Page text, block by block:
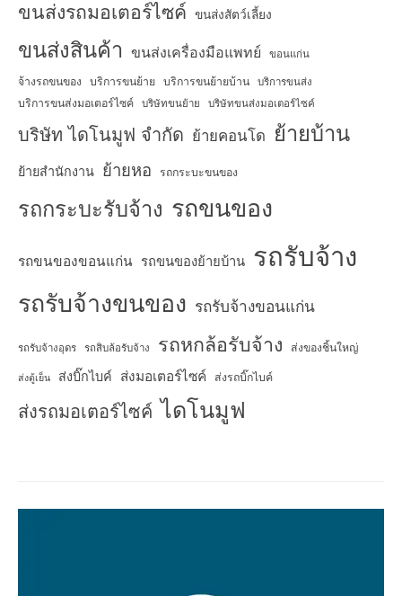
ขนส่งรถมอเตอร์ไซค์ ขนส่งสัตว์เลี้ยง
ขนส่งสินค้า ขนส่งเครื่องมือแพทย์ ขอนแก่น
จ้างรถขนของ บริการขนย้าย บริการขนย้ายบ้าน บริการขนส่ง
บริการขนส่งมอเตอร์ไซค์ บริษัทขนย้าย บริษัทขนส่งมอเตอร์ไซค์
บริษัท ไดโนมูฟ จำกัด ย้ายคอนโด ย้ายบ้าน
ย้ายสำนักงาน ย้ายหอ รถกระบะขนของ
รถกระบะรับจ้าง รถขนของ
รถขนของขอนแก่น รถขนของย้ายบ้าน รถรับจ้าง
รถรับจ้างขนของ รถรับจ้างขอนแก่น
รถรับจ้างอุดร รถสิบล้อรับจ้าง รถหกล้อรับจ้าง ส่งของชิ้นใหญ่
ส่งตู้เย็น ส่งบิ๊กไบค์ ส่งมอเตอร์ไซค์ ส่งรถบิ๊กไบค์
ส่งรถมอเตอร์ไซค์ ไดโนมูฟ